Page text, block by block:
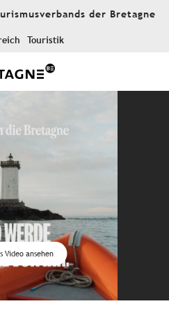
der Bretagne
Touristik
Video ansehen